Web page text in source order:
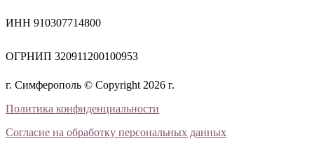
ИНН 910307714800
ОГРНИП 320911200100953
г. Симферополь © Copyright 2026 г.
Политика конфиденциальности
Согласие на обработку персональных данных